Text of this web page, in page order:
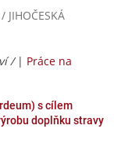
/ | Práce na
s cílem
doplňku stravy